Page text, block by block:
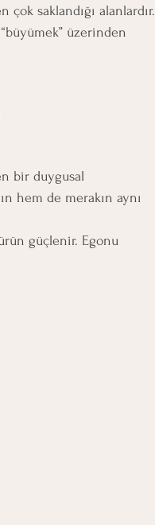
saklandığı alanlardır.
üzerinden
bir duygusal
hem de merakın aynı
güçlenir. Egonu